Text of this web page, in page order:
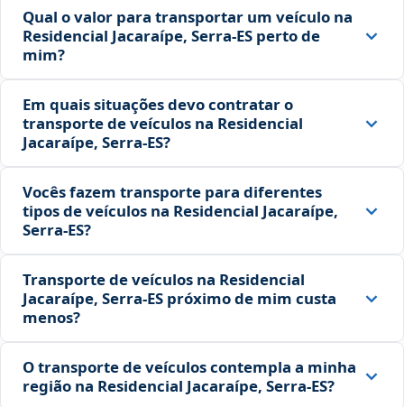
Qual o valor para transportar um veículo na
Residencial Jacaraípe, Serra‑ES perto de
mim?
Em quais situações devo contratar o
transporte de veículos na Residencial
Jacaraípe, Serra‑ES?
Vocês fazem transporte para diferentes
tipos de veículos na Residencial Jacaraípe,
Serra‑ES?
Transporte de veículos na Residencial
Jacaraípe, Serra‑ES próximo de mim custa
menos?
O transporte de veículos contempla a minha
região na Residencial Jacaraípe, Serra‑ES?